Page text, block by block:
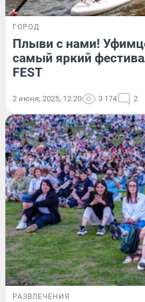
ГОРОД
Плыви с нами!
самый яркий
FEST
2 июня, 2025, 12:20 3 174 2
РАЗВЛЕЧЕНИЯ